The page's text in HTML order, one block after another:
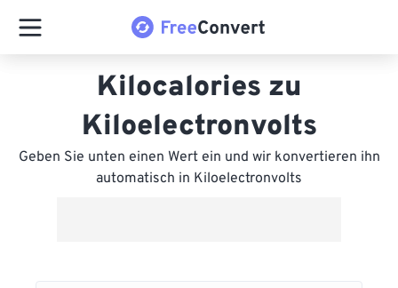
Kilocalories zu
Kiloelectronvolts
Geben Sie unten einen Wert ein und wir konvertieren ihn
automatisch in Kiloelectronvolts